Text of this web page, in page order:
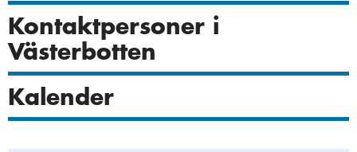
Årsmöte 2025-02-17
Kontaktpersoner i
Västerbotten
Kalender